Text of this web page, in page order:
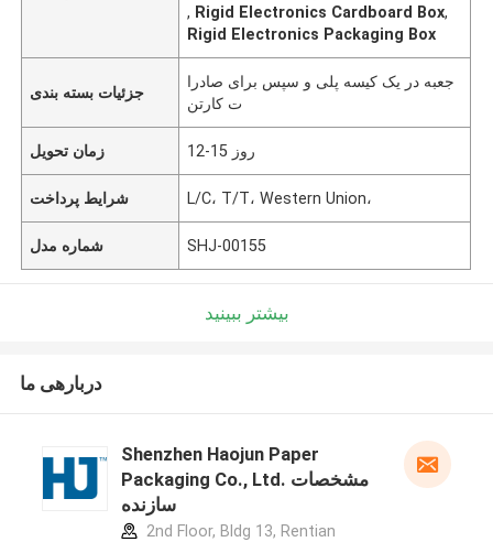
, Rigid Electronics Cardboard Box,
Rigid Electronics Packaging Box
جزئیات بسته بندی
جعبه در یک کیسه پلی و سپس برای صادرا
ت کارتن
زمان تحویل 12-15 روز
شرایط پرداخت L/C، T/T، Western Union،
شماره مدل SHJ-00155
بیشتر ببینید
دربارهی ما
Shenzhen Haojun Paper
Packaging Co., Ltd. مشخصات
سازنده
2nd Floor, Bldg 13, Rentian